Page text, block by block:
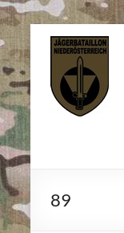
Inhalt
springen
89